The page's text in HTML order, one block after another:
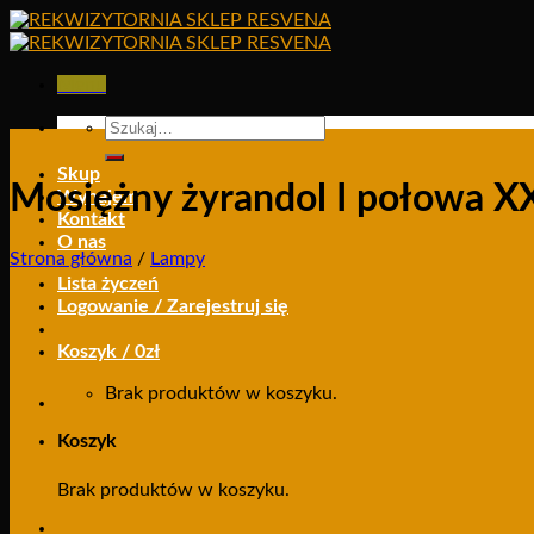
Skip
to
Szukaj:
Skup
Wynajem
Kontakt
O nas
Lista życzeń
Logowanie / Zarejestruj się
Koszyk / 0zł
Brak produktów w koszyku.
Koszyk
Brak produktów w koszyku.
Mosiężny żyrandol I połowa
Strona główna / Lampy